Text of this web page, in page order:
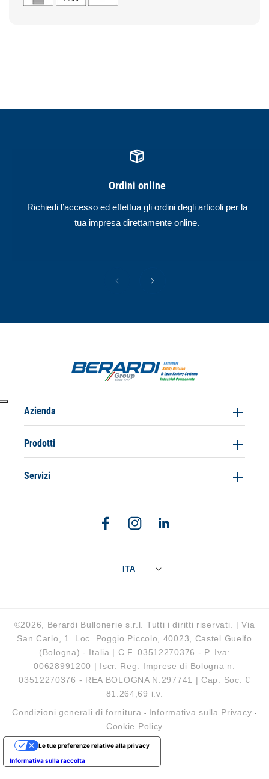
Ordini online
Richiedi l’accesso ed effettua gli ordini degli articoli per la
tua impresa direttamente online.
Azienda
Prodotti
Servizi
FacebookInstagramLinkedin
ITA
©2026, Berardi Bullonerie s.r.l. Tutti i diritti riservati. | Via
San Carlo, 1. Loc. Poggio Piccolo, 40023, Castel Guelfo
(Bologna) - Italia | C.F. 03512270376 - P. Iva:
00628991200 | Iscr. Reg. Imprese di Bologna n.
03512270376 - REA BOLOGNA N.297741 | Cap. Soc. €
81.264,69 i.v.
Condizioni generali di fornitura- Informativa sulla Privacy -
Cookie Policy
Informativa sulla raccolta
Le tue preferenze relative alla privacy